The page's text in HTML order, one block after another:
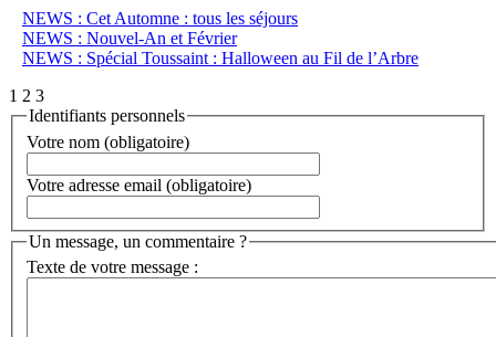
NEWS : Cet Automne : tous les séjours
NEWS : Nouvel-An et Février
NEWS : Spécial Toussaint : Halloween au Fil de l’Arbre
1 2 3
Identifiants personnels
Votre nom (obligatoire)
Votre adresse email (obligatoire)
Un message, un commentaire ?
Texte de votre message :